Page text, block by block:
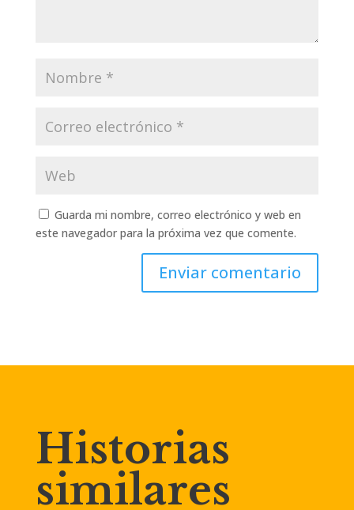
Guarda mi nombre, correo electrónico y web en
este navegador para la próxima vez que comente.
Enviar comentario
Historias
similares